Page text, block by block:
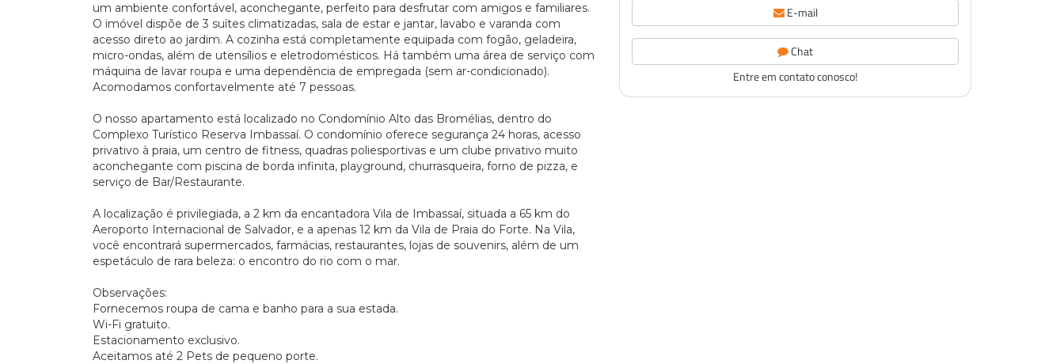
um ambiente confortável, aconchegante, perfeito para desfrutar com amigos e familiares.
O imóvel dispõe de 3 suítes climatizadas, sala de estar e jantar, lavabo e varanda com
acesso direto ao jardim. A cozinha está completamente equipada com fogão, geladeira,
micro-ondas, além de utensílios e eletrodomésticos. Há também uma área de serviço com
máquina de lavar roupa e uma dependência de empregada (sem ar-condicionado).
Acomodamos confortavelmente até 7 pessoas.
O nosso apartamento está localizado no Condomínio Alto das Bromélias, dentro do
Complexo Turístico Reserva Imbassaí. O condomínio oferece segurança 24 horas, acesso
privativo à praia, um centro de fitness, quadras poliesportivas e um clube privativo muito
aconchegante com piscina de borda infinita, playground, churrasqueira, forno de pizza, e
serviço de Bar/Restaurante.
A localização é privilegiada, a 2 km da encantadora Vila de Imbassaí, situada a 65 km do
Aeroporto Internacional de Salvador, e a apenas 12 km da Vila de Praia do Forte. Na Vila,
você encontrará supermercados, farmácias, restaurantes, lojas de souvenirs, além de um
espetáculo de rara beleza: o encontro do rio com o mar.
Observações:
Fornecemos roupa de cama e banho para a sua estada.
Wi-Fi gratuito.
Estacionamento exclusivo.
Aceitamos até 2 Pets de pequeno porte.
E-mail
Chat
Entre em contato conosco!